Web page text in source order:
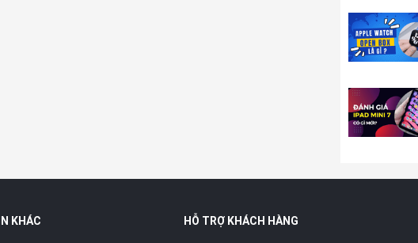
chính là khả năng sạc nhanh, hiệu quả tại nhà, trong văn
KHÁC HỖ TRỢ KHÁCH HÀNG